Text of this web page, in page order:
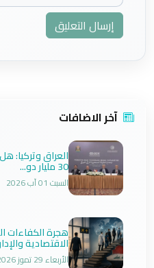
إرسال التعليق
آخر الاضافات
العراق وتركيا:
30 مليار دو...
السبت 01 آب 2026
هجرة الكفاءات
الاقتصادية
الأربعاء 29 تموز 2026